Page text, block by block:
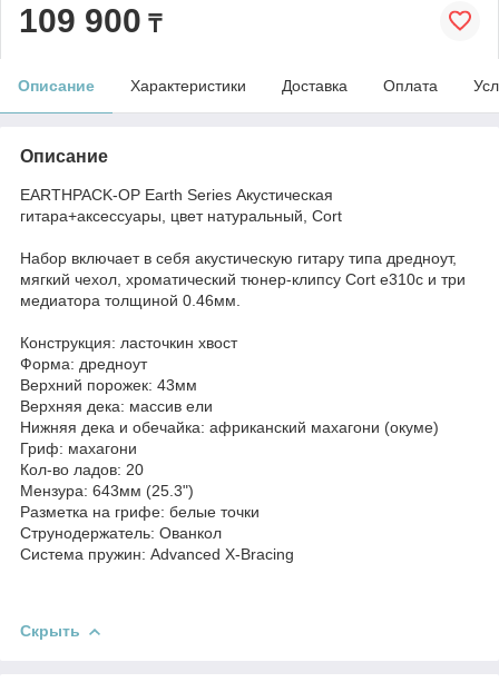
109 900 ₸
Описание Характеристики Доставка Оплата
Описание
EARTHPACK-OP Earth Series Акустическая
гитара+аксессуары, цвет натуральный, Cort
Набор включает в себя акустическую гитару типа дредноут,
мягкий чехол, хроматический тюнер-клипсу Cort e310c и три
медиатора толщиной 0.46мм.
Конструкция: ласточкин хвост
Форма: дредноут
Верхний порожек: 43мм
Верхняя дека: массив ели
Нижняя дека и обечайка: африканский махагони (окуме)
Гриф: махагони
Кол-во ладов: 20
Мензура: 643мм (25.3")
Разметка на грифе: белые точки
Струнодержатель: Ованкол
Система пружин: Advanced X-Bracing
Скрыть